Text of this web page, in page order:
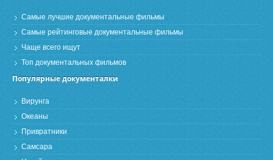
Самые лучшие документальные фильмы
Самые рейтинговые документальные фильмы
Чаще всего ищут
Топ документальных фильмов
Популярные документалки
Вирунга
Океаны
Привратники
Самсара